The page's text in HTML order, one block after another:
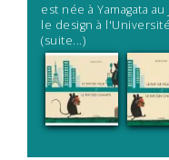
est née à Yamagata
le design à
(suite...)